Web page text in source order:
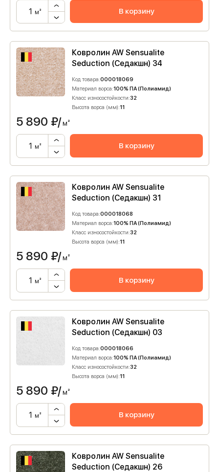
м² В корзину
Ковролин AW Sensualite
Seduction (Седакшн) 34
Код товара:000018069
Материал ворса:100% ПА (Полиамид)
Класс износостойкости:32
Высота ворса (мм):11
5 890 ₽/м²
м² В корзину
Ковролин AW Sensualite
Seduction (Седакшн) 31
Код товара:000018068
Материал ворса:100% ПА (Полиамид)
Класс износостойкости:32
Высота ворса (мм):11
5 890 ₽/м²
м² В корзину
Ковролин AW Sensualite
Seduction (Седакшн) 03
Код товара:000018066
Материал ворса:100% ПА (Полиамид)
Класс износостойкости:32
Высота ворса (мм):11
5 890 ₽/м²
м² В корзину
Ковролин AW Sensualite
Seduction (Седакшн) 26